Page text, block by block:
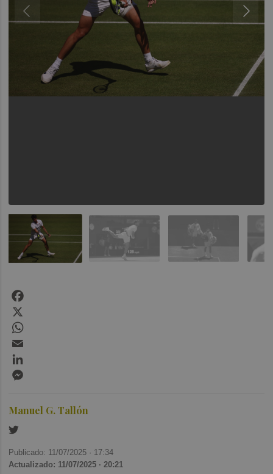
Manuel G. Tallón
Publicado: 11/07/2025 · 17:34
Actualizado: 11/07/2025 · 20:21